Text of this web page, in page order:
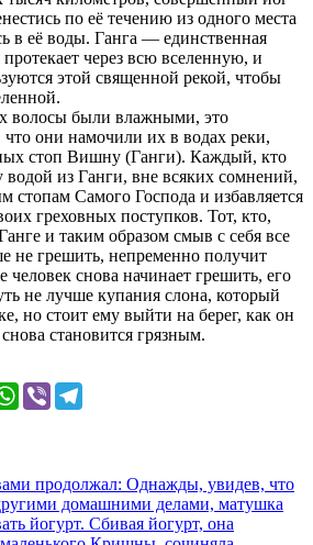
по её течению из одного места
в её воды. Ганга — единственная
протекает через всю вселенную, и
этой священной рекой, чтобы
волосы были влажными, это
что они намочили их в водах реки,
стоп Вишну (Ганги). Каждый, кто
водой из Ганги, вне всяких сомнений,
стопам Самого Господа и избавляется
греховных поступков. Тот, кто,
и таким образом смыв с себя все
не грешить, непременно получит
снова начинает грешить, его
не лучше купания слона, который
но стоит ему выйти на берег, как он
становится грязным.
WhatsApp
Viber